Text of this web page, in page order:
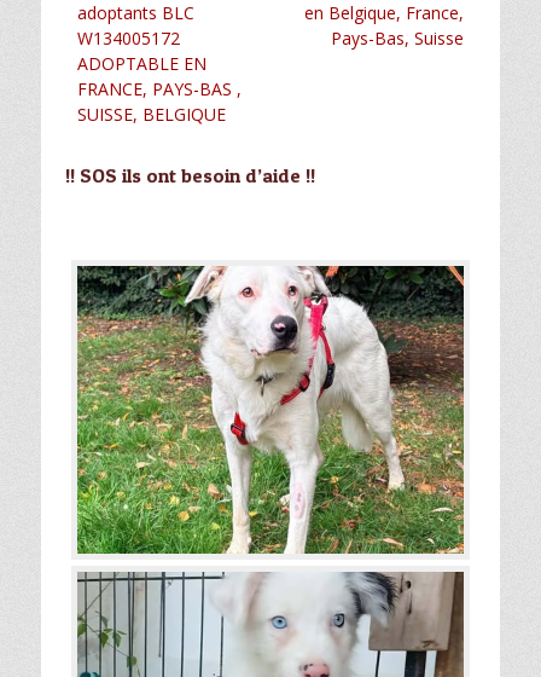
adoptants BLC
W134005172
ADOPTABLE EN
FRANCE, PAYS-BAS ,
SUISSE, BELGIQUE
en Belgique, France,
Pays-Bas, Suisse
!! SOS ils ont besoin d’aide !!